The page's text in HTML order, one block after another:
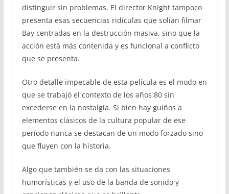
distinguir sin problemas. El director Knight tampoco
presenta esas secuencias ridículas que solían filmar
Bay centradas en la destrucción masiva, sino que la
acción está más contenida y es funcional a conflicto
que se presenta.
Otro detalle impecable de esta película es el modo en
que se trabajó el contexto de los años 80 sin
excederse en la nostalgia. Si bien hay guiños a
elementos clásicos de la cultura popular de ese
período nunca se destacan de un modo forzado sino
que fluyen con la historia.
Algo que también se da con las situaciones
humorísticas y el uso de la banda de sonido y